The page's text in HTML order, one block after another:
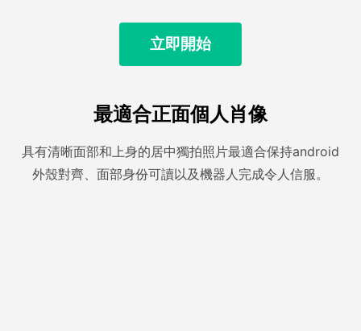
立即開始
最適合正面個人肖像
具有清晰面部和上身的居中獨拍照片最適合保持android
外殼對齊、面部身份可讀以及機器人完成令人信服。